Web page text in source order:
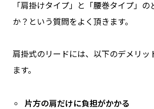
「肩掛けタイプ」と「腰巻タイプ」の
か？という質問をよく頂きます。
肩掛式のリードには、以下のデメリッ
ます。
片方の肩だけに負担がかかる